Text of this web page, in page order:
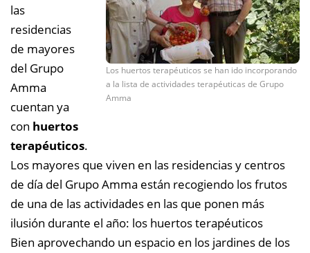
Los huertos terapéuticos se han ido incorporando
a la lista de actividades terapéuticas de Grupo
Amma
las
residencias
de mayores
del Grupo
Amma
cuentan ya
con huertos
terapéuticos.
Los mayores que viven en las residencias y centros
de día del Grupo Amma están recogiendo los frutos
de una de las actividades en las que ponen más
ilusión durante el año: los huertos terapéuticos
Bien aprovechando un espacio en los jardines de los